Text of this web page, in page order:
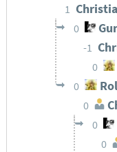
1
0
-1
0
0
0
0
0